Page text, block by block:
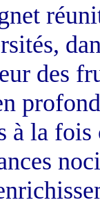
des
à la